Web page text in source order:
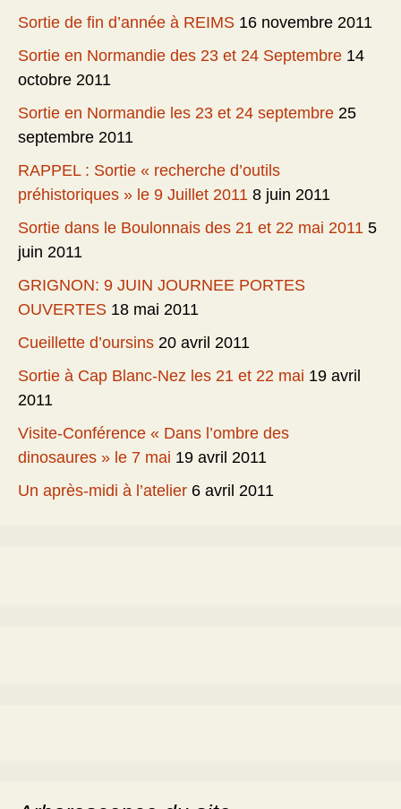
Sortie de fin d’année à REIMS 16 novembre 2011
Sortie en Normandie des 23 et 24 Septembre 14
octobre 2011
Sortie en Normandie les 23 et 24 septembre 25
septembre 2011
RAPPEL : Sortie « recherche d’outils
préhistoriques » le 9 Juillet 2011 8 juin 2011
Sortie dans le Boulonnais des 21 et 22 mai 2011 5
juin 2011
GRIGNON: 9 JUIN JOURNEE PORTES
OUVERTES 18 mai 2011
Cueillette d’oursins 20 avril 2011
Sortie à Cap Blanc-Nez les 21 et 22 mai 19 avril
2011
Visite-Conférence « Dans l’ombre des
dinosaures » le 7 mai 19 avril 2011
Un après-midi à l’atelier 6 avril 2011